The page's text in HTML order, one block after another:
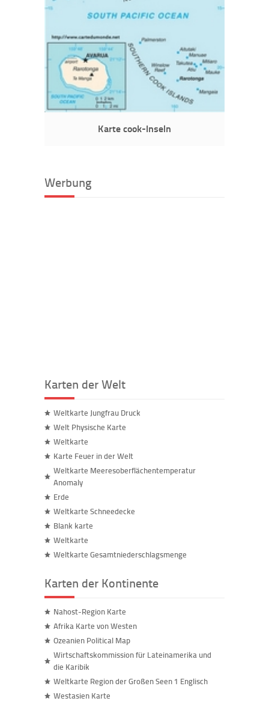
Karte cook-Inseln
Werbung
Karten der Welt
Weltkarte Jungfrau Druck
Welt Physische Karte
Weltkarte
Karte Feuer in der Welt
Weltkarte Meeresoberflächentemperatur
Anomaly
Erde
Weltkarte Schneedecke
Blank karte
Weltkarte
Weltkarte Gesamtniederschlagsmenge
Karten der Kontinente
Nahost-Region Karte
Afrika Karte von Westen
Ozeanien Political Map
Wirtschaftskommission für Lateinamerika und
die Karibik
Weltkarte Region der Großen Seen 1 Englisch
Westasien Karte